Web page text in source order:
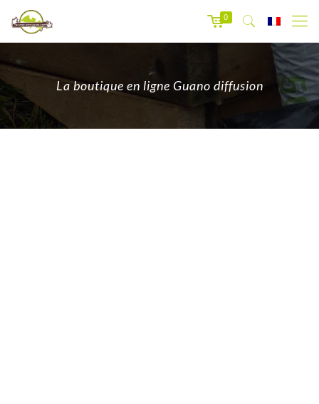
0
La boutique en ligne Guano diffusion